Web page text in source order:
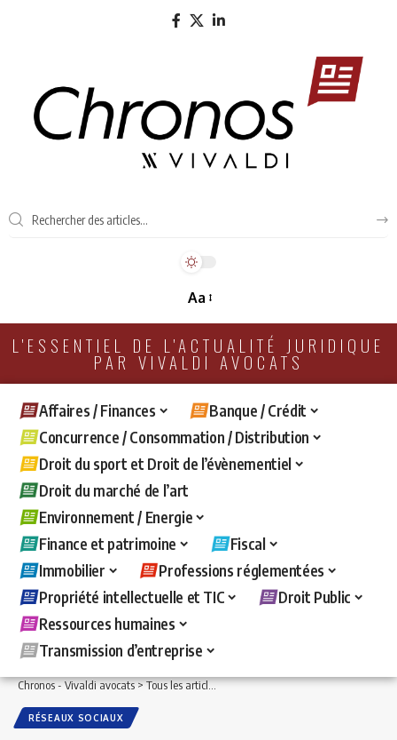
Aa
L'ESSENTIEL DE L'ACTUALITÉ JURIDIQUE
PAR VIVALDI AVOCATS
Affaires / Finances
Banque / Crédit
Concurrence / Consommation / Distribution
Droit du sport et Droit de l’évènementiel
Droit du marché de l’art
Environnement / Energie
Finance et patrimoine
Fiscal
Immobilier
Professions réglementées
Propriété intellectuelle et TIC
Droit Public
Ressources humaines
Transmission d’entreprise
Chronos - Vivaldi avocats>Tous les articles >Propriété intellectuelle et TIC>
RÉSEAUX SOCIAUX